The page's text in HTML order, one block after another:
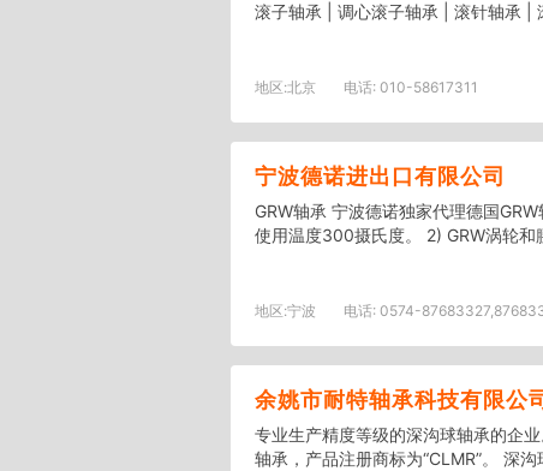
滚子轴承 | 调心滚子轴承 | 滚针轴承 |
地区:北京 电话: 010-58617311
宁波德诺进出口有限公司
GRW轴承 宁波德诺独家代理德国
使用温度300摄氏度。 2) GRW涡轮和
地区:宁波 电话: 0574-
余姚市耐特轴承科技有限公
专业生产精度等级的深沟球轴承的企
轴承，产品注册商标为“CLMR”。 深